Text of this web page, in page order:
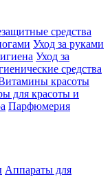
средства
Уход за руками
Уход за
средства
красоты
для красоты и
Парфюмерия
Аппараты для